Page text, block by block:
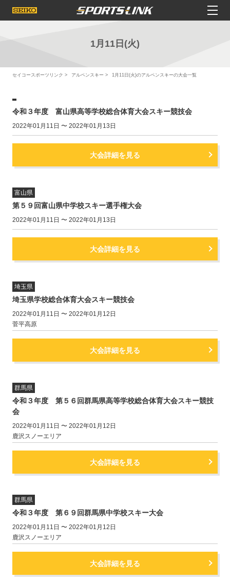
1月11日(火)
セイコースポーツリンク アルペンスキー 1月11日(火)のアルペンスキーの大会一覧
令和３年度 富山県高等学校総合体育大会スキー競技会
2022年01月11日 〜 2022年01月13日
大会詳細を見る
富山県
第５９回富山県中学校スキー選手権大会
2022年01月11日 〜 2022年01月13日
大会詳細を見る
埼玉県
埼玉県学校総合体育大会スキー競技会
2022年01月11日 〜 2022年01月12日
菅平高原
大会詳細を見る
群馬県
令和３年度 第５６回群馬県高等学校総合体育大会スキー競技
会
2022年01月11日 〜 2022年01月12日
鹿沢スノーエリア
大会詳細を見る
群馬県
令和３年度 第６９回群馬県中学校スキー大会
2022年01月11日 〜 2022年01月12日
鹿沢スノーエリア
大会詳細を見る